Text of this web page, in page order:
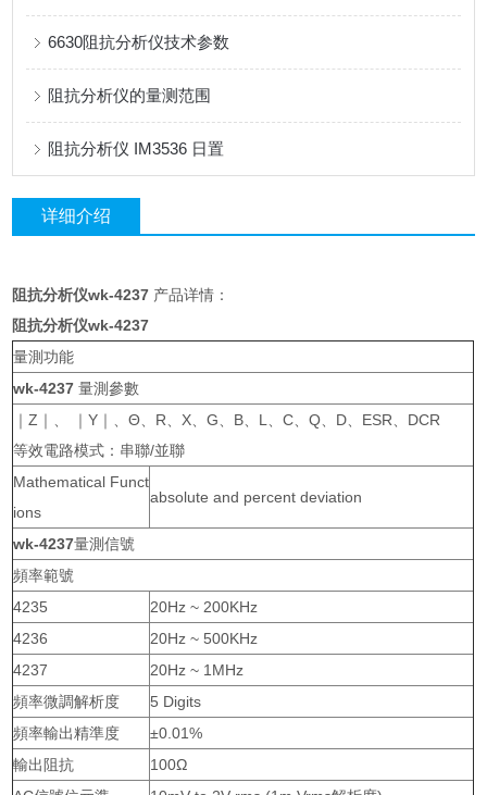
6630阻抗分析仪技术参数
阻抗分析仪的量测范围
阻抗分析仪 IM3536 日置
详细介绍
阻抗分析仪wk-4237 产品详情：
阻抗分析仪wk-4237
量測功能
wk-4237 量測參數
｜Z｜、 ｜Y｜、Θ、R、X、G、B、L、C、Q、D、ESR、DCR
等效電路模式：串聯/並聯
Mathematical Funct
ions
absolute and percent deviation
wk-4237量測信號
頻率範號
4235
20Hz ~ 200KHz
4236
20Hz ~ 500KHz
4237
20Hz ~ 1MHz
頻率微調解析度
5 Digits
頻率輸出精準度
±0.01%
輸出阻抗
100Ω